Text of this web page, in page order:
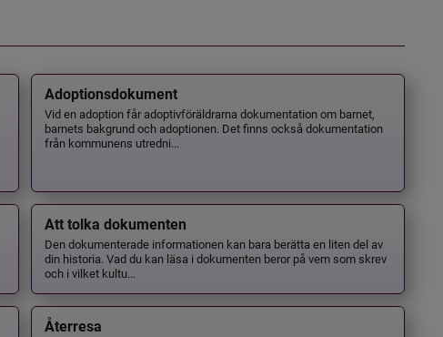
Adoptionsdokument
Vid en adoption får adoptivföräldrarna dokumentation om barnet,
barnets bakgrund och adoptionen. Det finns också dokumentation
från kommunens utredni...
Att tolka dokumenten
Den dokumenterade informationen kan bara berätta en liten del av
din historia. Vad du kan läsa i dokumenten beror på vem som skrev
och i vilket kultu...
Återresa